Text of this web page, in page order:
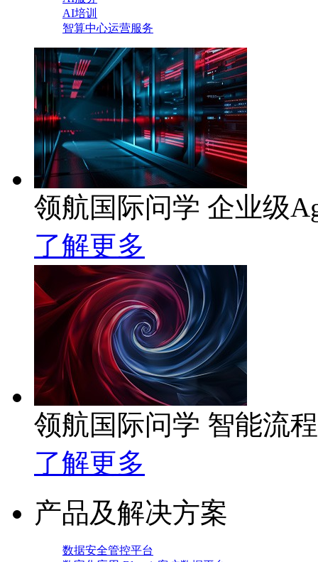
AI培训
智算中心运营服务
领航国际问学 企业级
了解更多
领航国际问学 智能流
了解更多
产品及解决方案
数据安全管控平台